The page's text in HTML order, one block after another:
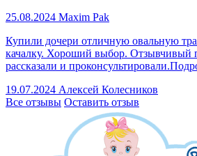
25.08.2024 Maxim Pak
Купили дочери отличную овальную
качалку. Хороший выбор. Отзывчивый
рассказали и проконсультировали.
19.07.2024 Алексей Колесников
Все отзывы Оставить отзыв